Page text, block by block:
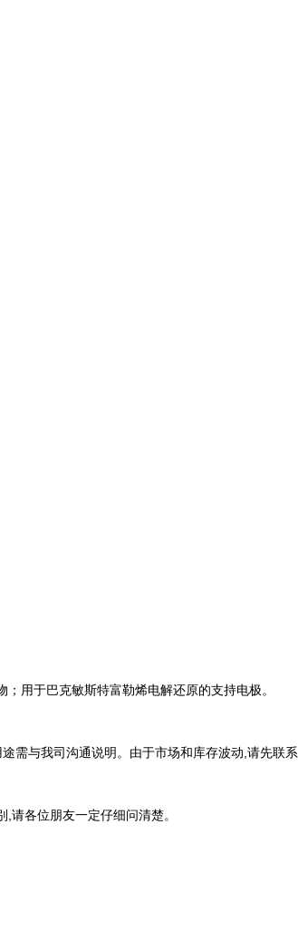
用于巴克敏斯特富勒烯电解还原的支持电极。
需与我司沟通说明。由于市场和库存波动,请先联系
请各位朋友一定仔细问清楚。